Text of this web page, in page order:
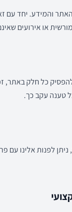
והמידע. יחד עם
או אירועים
כל חלק באתר,
טענה עקב כך.
לפנות אלינו עם